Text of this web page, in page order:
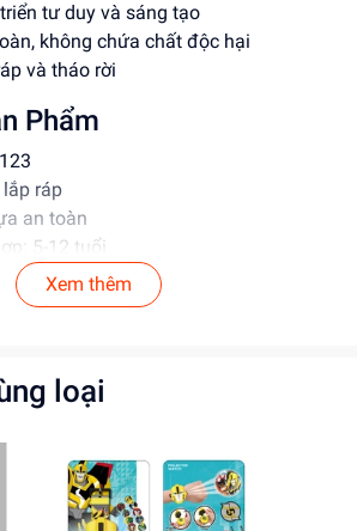
tư duy và sáng tạo
không chứa chất độc hại
và tháo rời
Phẩm
ráp
an toàn
5-12 tuổi
Dụng
trẻ em khi không sử dụng
và sáng tạo
giải quyết vấn đề
Xem thêm
loại